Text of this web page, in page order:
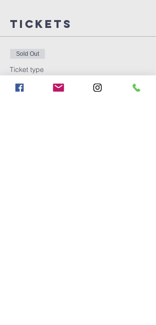
Tickets
Sold Out
Ticket type
easy LOCO ticket